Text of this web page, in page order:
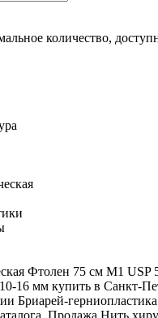
количество,
Фтолен 75 см М1 USP
16 мм купить в Санкт-
Бриарей-
Продажа Нить